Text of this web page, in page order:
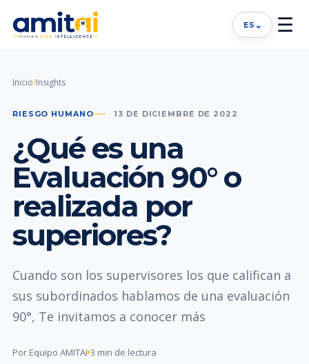
ES ⌄ ☰
Inicio/Insights
RIESGO HUMANO 13 DE DICIEMBRE DE 2022
¿Qué es una
Evaluación 90° o
realizada por
superiores?
Cuando son los supervisores los que califican a
sus subordinados hablamos de una evaluación
90°, Te invitamos a conocer más
Por Equipo AMITAI 3 min de lectura